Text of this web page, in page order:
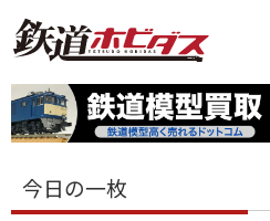
今日の一枚